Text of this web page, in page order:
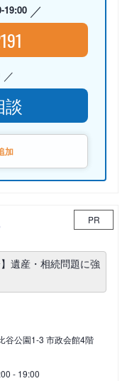
19:00
談
加
PR
遺産・相続問題に強
谷公園1-3 市政会館4階
- 19:00